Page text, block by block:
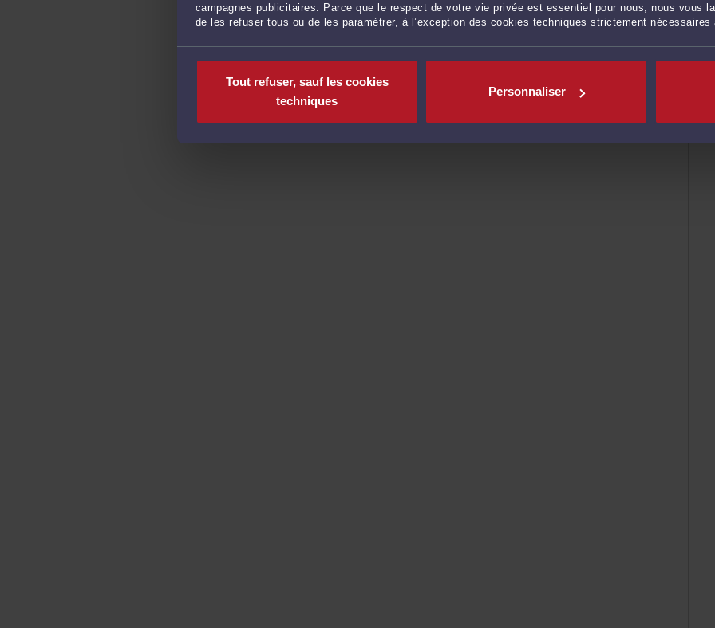
campagnes publicitaires. Parce que le respect de votre vie privée est essentiel pour nous, nous vous
de les refuser tous ou de les paramétrer, à l’exception des cookies techniques strictement nécessaires
Tout refuser, sauf les cookies
techniques
Personnaliser